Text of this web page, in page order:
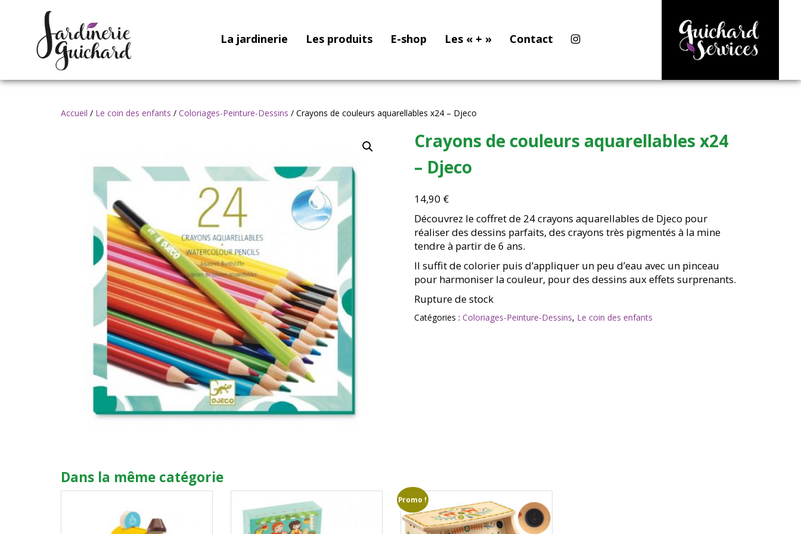
La jardinerie Les produits E-shop Les « + » Contact
Accueil / Le coin des enfants / Coloriages-Peinture-Dessins / Crayons de couleurs aquarellables x24 – Djeco
Crayons de couleurs aquarellables x24
– Djeco
14,90 €
Découvrez le coffret de 24 crayons aquarellables de Djeco pour
réaliser des dessins parfaits, des crayons très pigmentés à la mine
tendre à partir de 6 ans.
Il suffit de colorier puis d’appliquer un peu d’eau avec un pinceau
pour harmoniser la couleur, pour des dessins aux effets surprenants.
Rupture de stock
Catégories : Coloriages-Peinture-Dessins, Le coin des enfants
Dans la même catégorie
Promo !